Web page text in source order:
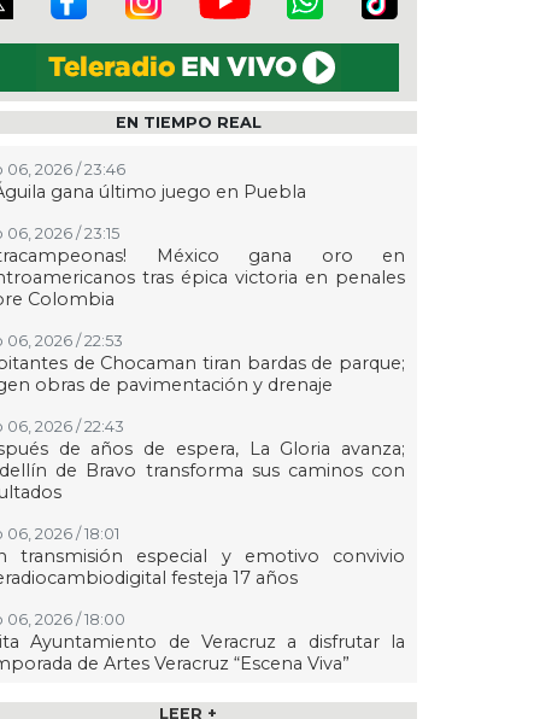
EN TIEMPO REAL
06, 2026 / 23:46
gana último juego en Puebla
06, 2026 / 23:15
México gana oro en
tras épica victoria en penales
Colombia
06, 2026 / 22:53
de Chocaman tiran bardas de parque;
obras de pavimentación y drenaje
06, 2026 / 22:43
de años de espera, La Gloria avanza;
de Bravo transforma sus caminos con
06, 2026 / 18:01
transmisión especial y emotivo convivio
festeja 17 años
06, 2026 / 18:00
Ayuntamiento de Veracruz a disfrutar la
de Artes Veracruz “Escena Viva”
06, 2026 / 16:56 LEER +